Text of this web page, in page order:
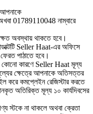
আপনাকে
01789110048 নাম্বারে
অবস্থায় থাকতে হবে।
Seller Haat-এর অফিসে
পাঠাতে হবে।
কোনো কারণে Seller Haat মূল্য
ক্ষেত্রে আপনাকে অতিসত্তর
করে কমপ্লেইন রেজিস্টার করতে
অতিরিক্ত মূল্য ১০ কার্যদিবসের
স্টকে না থাকলে অথবা ক্রেতা